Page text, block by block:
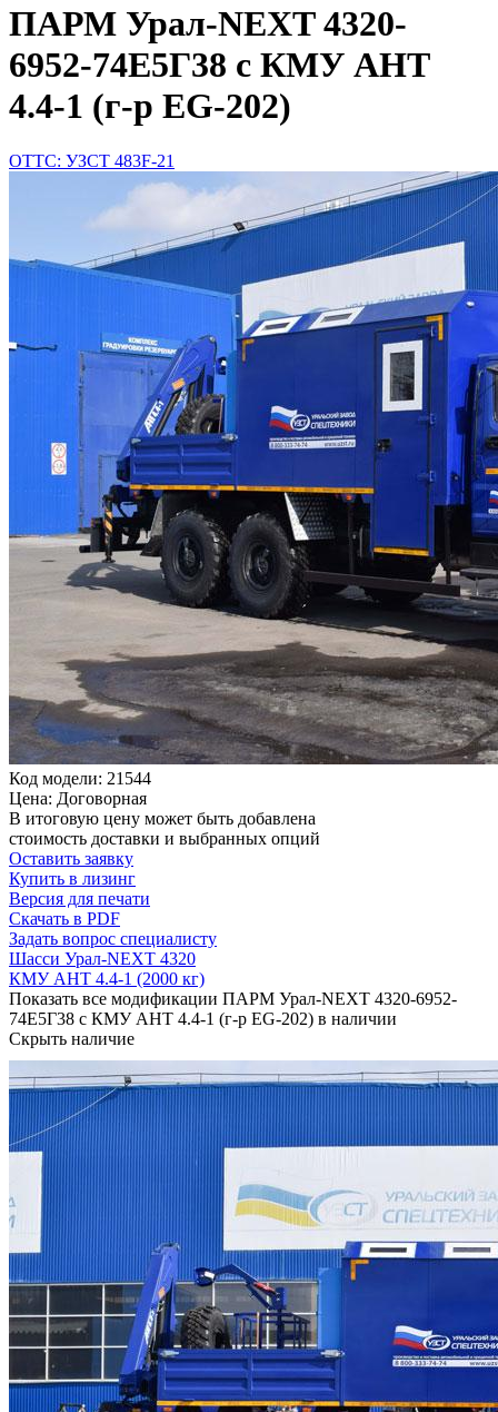
ПАРМ Урал-NEXT 4320-
6952-74Е5Г38 с КМУ АНТ
4.4-1 (г-р EG-202)
ОТТС: УЗСТ 483F-21
Код модели: 21544
Цена: Договорная
В итоговую цену может быть добавлена
стоимость доставки и выбранных опций
Оставить заявку
Купить в лизинг
Версия для печати
Скачать в PDF
Задать вопрос специалисту
Шасси Урал-NEXT 4320
КМУ АНТ 4.4-1 (2000 кг)
Показать все модификации ПАРМ Урал-NEXT 4320-6952-
74Е5Г38 с КМУ АНТ 4.4-1 (г-р EG-202) в наличии
Скрыть наличие